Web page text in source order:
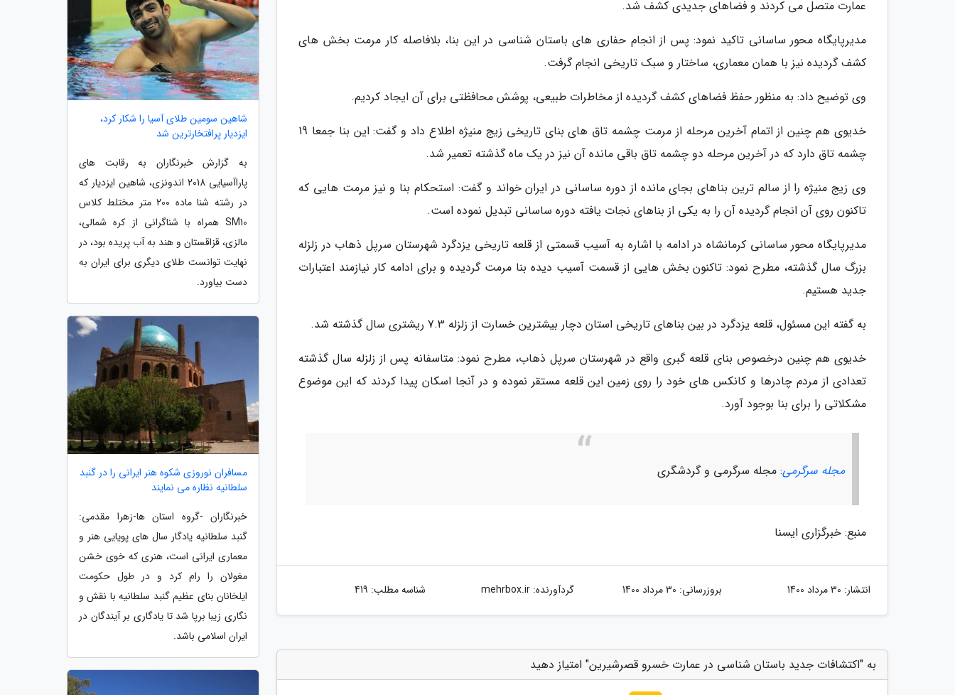
عمارت متصل می کردند و فضاهای جدیدی کشف شد.
مدیرپایگاه محور ساسانی تاکید نمود: پس از انجام حفاری های باستان شناسی در این بنا، بلافاصله کار مرمت بخش های
کشف گردیده نیز با همان معماری، ساختار و سبک تاریخی انجام گرفت.
وی توضیح داد: به منظور حفظ فضاهای کشف گردیده از مخاطرات طبیعی، پوشش محافظتی برای آن ایجاد کردیم.
خدیوی هم چنین از اتمام آخرین مرحله از مرمت چشمه تاق های بنای تاریخی زیج منیژه اطلاع داد و گفت: این بنا جمعا 19
چشمه تاق دارد که در آخرین مرحله دو چشمه تاق باقی مانده آن نیز در یک ماه گذشته تعمیر شد.
وی زیج منیژه را از سالم ترین بناهای بجای مانده از دوره ساسانی در ایران خواند و گفت: استحکام بنا و نیز مرمت هایی که
تاکنون روی آن انجام گردیده آن را به یکی از بناهای نجات یافته دوره ساسانی تبدیل نموده است.
مدیرپایگاه محور ساسانی کرمانشاه در ادامه با اشاره به آسیب قسمتی از قلعه تاریخی یزدگرد شهرستان سرپل ذهاب در زلزله
بزرگ سال گذشته، مطرح نمود: تاکنون بخش هایی از قسمت آسیب دیده بنا مرمت گردیده و برای ادامه کار نیازمند اعتبارات
جدید هستیم.
به گفته این مسئول، قلعه یزدگرد در بین بناهای تاریخی استان دچار بیشترین خسارت از زلزله 7.3 ریشتری سال گذشته شد.
خدیوی هم چنین درخصوص بنای قلعه گبری واقع در شهرستان سرپل ذهاب، مطرح نمود: متاسفانه پس از زلزله سال گذشته
تعدادی از مردم چادرها و کانکس های خود را روی زمین این قلعه مستقر نموده و در آنجا اسکان پیدا کردند که این موضوع
مشکلاتی را برای بنا بوجود آورد.
مجله سرگرمی: مجله سرگرمی و گردشگری
منبع: خبرگزاری ایسنا
انتشار: 30 مرداد 1400 بروزرسانی: 30 مرداد 1400 گردآورنده:mehrbox.ir شناسه مطلب: 419
به "اکتشافات جدید باستان شناسی در عمارت خسرو قصرشیرین" امتیاز دهید
شاهین سومین طلای آسیا را شکار کرد،
ایزدیار پرافتخارترین شد
به گزارش خبرنگاران به رقابت های
پاراآسیایی 2018 اندونزی، شاهین ایزدیار که
در رشته شنا ماده 200 متر مختلط کلاس
SM10 همراه با شناگرانی از کره شمالی،
مالزی، قزاقستان و هند به آب پریده بود، در
نهایت توانست طلای دیگری برای ایران به
دست بیاورد.
مسافران نوروزی شکوه هنر ایرانی را در گنبد
سلطانیه نظاره می نمایند
خبرنگاران -گروه استان ها-زهرا مقدمی:
گنبد سلطانیه یادگار سال های پویایی هنر و
معماری ایرانی است، هنری که خوی خشن
مغولان را رام کرد و در طول حکومت
ایلخانان بنای عظیم گنبد سلطانیه با نقش و
نگاری زیبا برپا شد تا یادگاری بر آیندگان در
ایران اسلامی باشد.